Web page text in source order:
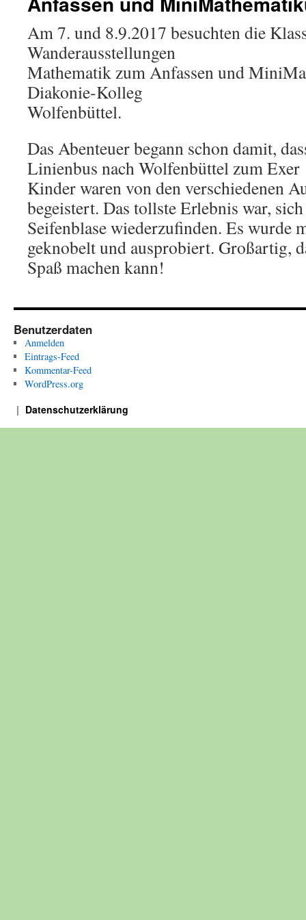
Am 7. und 8.9.2017 besuchten die
Wanderausstellungen
Mathematik zum Anfassen und
Diakonie-Kolleg
Wolfenbüttel.
Das Abenteuer begann schon damit,
Linienbus nach Wolfenbüttel zum
Kinder waren von den verschiedenen
begeistert. Das tollste Erlebnis war,
Seifenblase wiederzufinden. Es wurde
geknobelt und ausprobiert. Großartig,
Spaß machen kann!
Benutzerdaten
Anmelden
Eintrags-Feed
Kommentar-Feed
WordPress.org
Datenschutzerklärung